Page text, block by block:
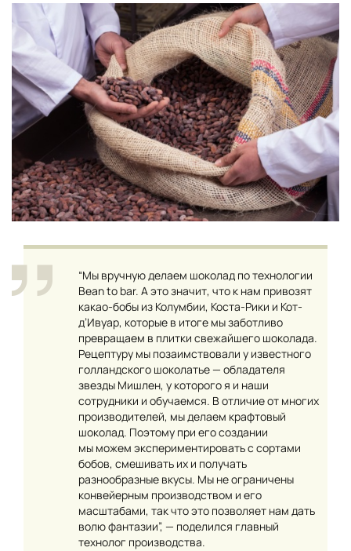
“Мы вручную делаем шоколад по технологии
Bean to bar. А это значит, что к нам привозят
какао-бобы из Колумбии, Коста-Рики и Кот-
д’Ивуар, которые в итоге мы заботливо
превращаем в плитки свежайшего шоколада.
Рецептуру мы позаимствовали у известного
голландского шоколатье — обладателя
звезды Мишлен, у которого я и наши
сотрудники и обучаемся. В отличие от многих
производителей, мы делаем крафтовый
шоколад. Поэтому при его создании
мы можем экспериментировать с сортами
бобов, смешивать их и получать
разнообразные вкусы. Мы не ограничены
конвейерным производством и его
масштабами, так что это позволяет нам дать
волю фантазии”, — поделился главный
технолог производства.